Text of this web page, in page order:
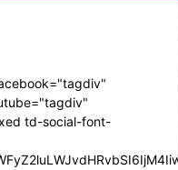
td-social-font-